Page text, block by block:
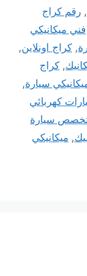
, رقم كراج
فني ميكانيكي
, كراج اونلاين,
, كراج
سيارة,
كهربائي
سيارة
, ميكانيكي